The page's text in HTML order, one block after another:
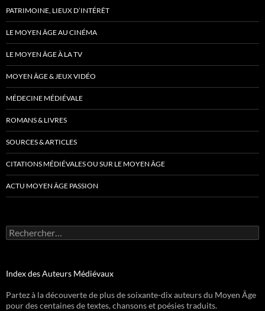
PATRIMOINE, LIEUX D’INTÉRÊT
LE MOYEN ÂGE AU CINÉMA
LE MOYEN ÂGE À LA TV
MOYEN ÂGE & JEUX VIDÉO
MÉDECINE MÉDIÉVALE
ROMANS & LIVRES
SOURCES & ARTICLES
CITATIONS MÉDIÉVALES OU SUR LE MOYEN ÂGE
ACTU MOYEN ÂGE PASSION
Rechercher :
Index des Auteurs Médiévaux
Partez à la découverte de plus de soixante-dix auteurs du Moyen Âge
pour des centaines de textes, chansons et poésies traduits.